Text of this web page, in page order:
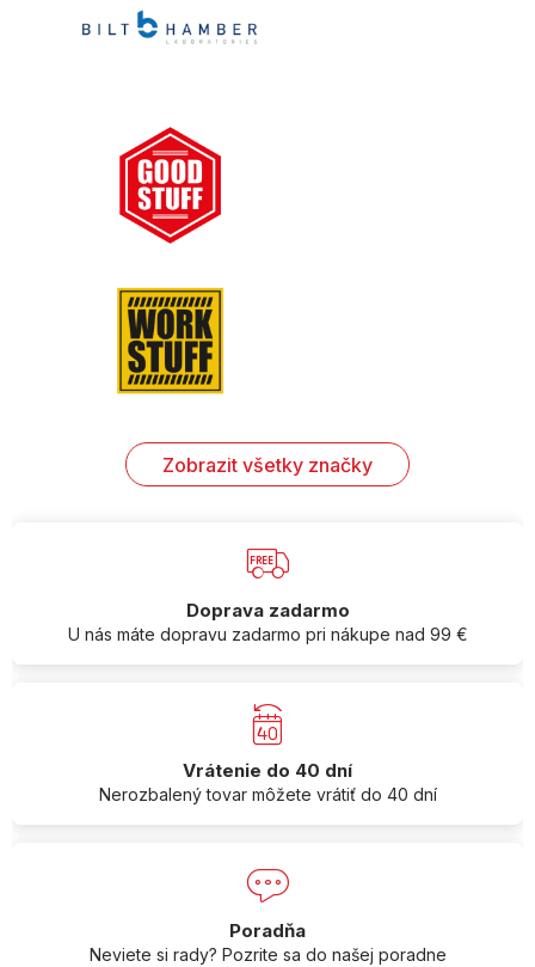
Zobrazit všetky značky
Doprava zadarmo
U nás máte dopravu zadarmo pri nákupe nad 99 €
Vrátenie do 40 dní
Nerozbalený tovar môžete vrátiť do 40 dní
Poradňa
Neviete si rady? Pozrite sa do našej poradne